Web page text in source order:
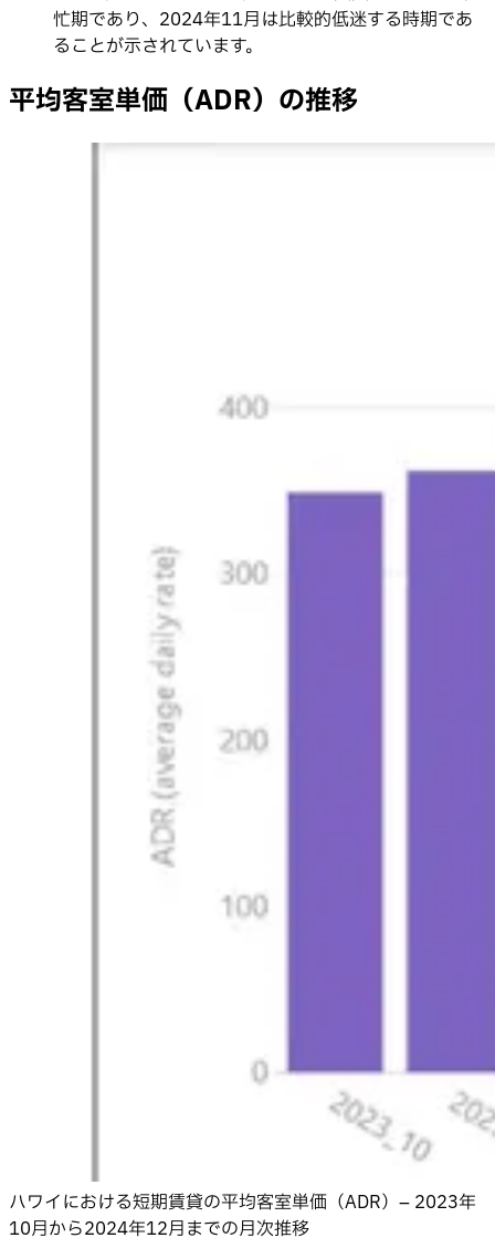
忙期であり、2024年11月は比較的低迷する時期であ
ることが示されています。
平均客室単価（ADR）の推移
ハワイにおける短期賃貸の平均客室単価（ADR）– 2023年
10月から2024年12月までの月次推移